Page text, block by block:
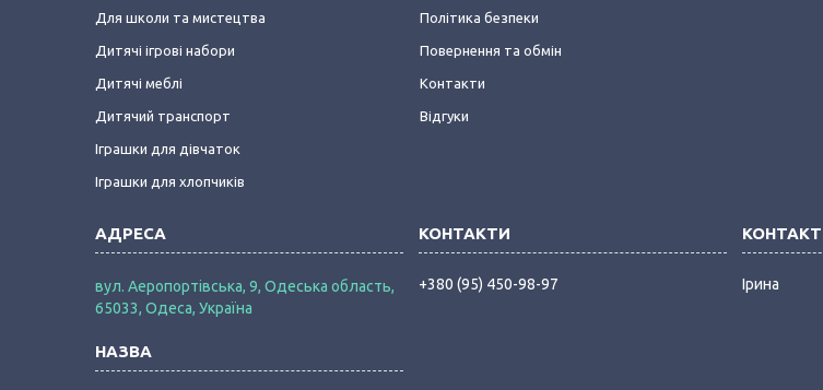
Для школи та мистецтва
Дитячі ігрові набори
Дитячі меблі
Дитячий транспорт
Іграшки для дівчаток
Іграшки для хлопчиків
Політика безпеки
Повернення та обмін
Контакти
Відгуки
вул. Аеропортівська, 9, Одеська область,
65033, Одеса, Україна
+380 (95) 450-98-97 Ірина